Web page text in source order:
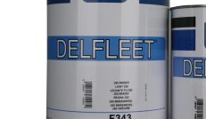
KAROSSERIE-WERKZEUG
AUSSTATTUNG DER
LABOREINRICHTUNG